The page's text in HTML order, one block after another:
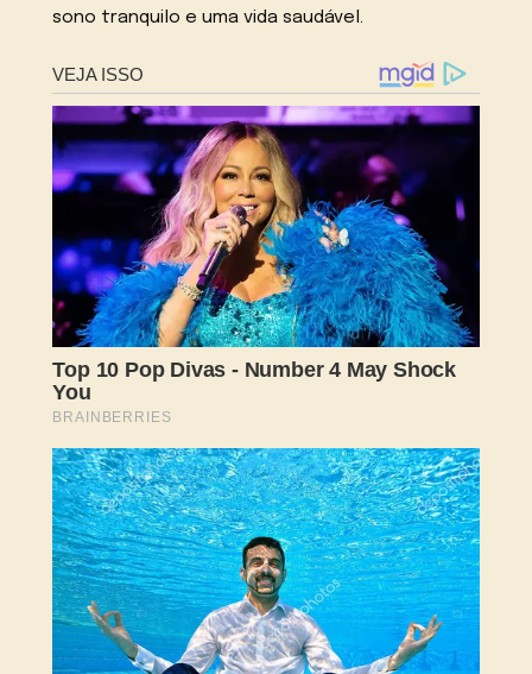
sono tranquilo e uma vida saudável.